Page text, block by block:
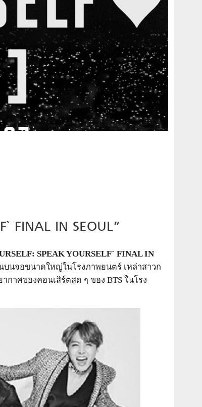
FINAL IN SEOUL”
SPEAK YOURSELF` FINAL IN
บนจอขนาดใหญ่ในโรงภาพยนตร์ เหล่าสาวก
กาศของคอนเสิร์ตสด ๆ ของ BTS ในโรง